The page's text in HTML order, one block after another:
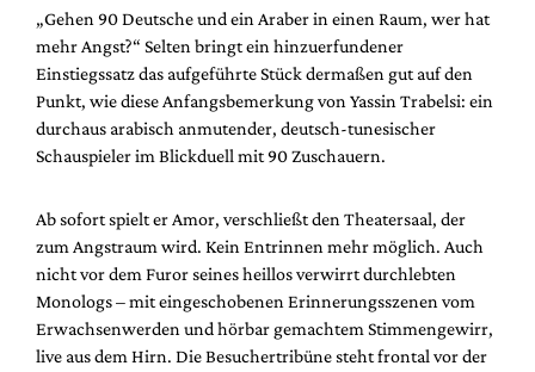
Podcast
Service
Shop / Abo
Newsletter
Autor:innen
Partner
Mediadaten
Suche
„Gehen 90 Deutsche und ein Araber in einen Raum, wer hat
mehr Angst?“ Selten bringt ein hinzuerfundener
Einstiegssatz das aufgeführte Stück dermaßen gut auf den
Punkt, wie diese Anfangsbemerkung von Yassin Trabelsi: ein
durchaus arabisch anmutender, deutsch-tunesischer
Schauspieler im Blickduell mit 90 Zuschauern.
Ab sofort spielt er Amor, verschließt den Theatersaal, der
zum Angstraum wird. Kein Entrinnen mehr möglich. Auch
nicht vor dem Furor seines heillos verwirrt durchlebten
Monologs – mit eingeschobenen Erinnerungsszenen vom
Erwachsenwerden und hörbar gemachtem Stimmengewirr,
live aus dem Hirn. Die Besuchertribüne steht frontal vor der